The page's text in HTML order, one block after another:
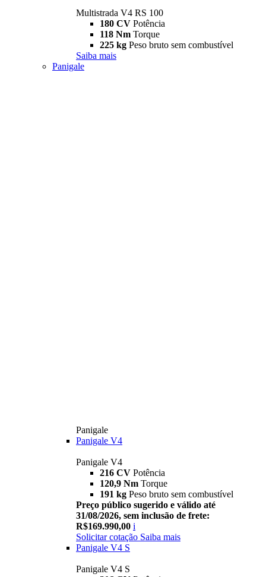
Multistrada V4 RS 100
180 CV Potência
118 Nm Torque
225 kg Peso bruto sem combustível
Saiba mais
Panigale
Panigale
Panigale V4
Panigale V4
216 CV Potência
120,9 Nm Torque
191 kg Peso bruto sem combustível
Preço público sugerido e válido até
31/08/2026, sem inclusão de frete:
R$169.990,00 i
Solicitar cotação Saiba mais
Panigale V4 S
Panigale V4 S